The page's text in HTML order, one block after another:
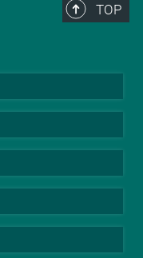
TOP